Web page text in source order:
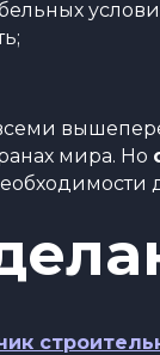
мира. Но